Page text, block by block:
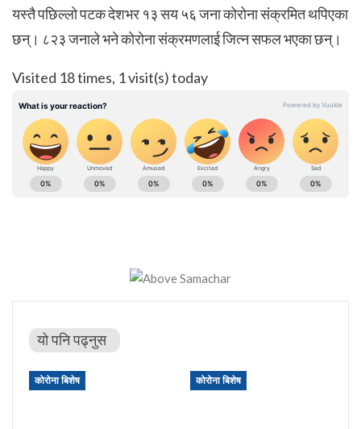
यस्तै पछिल्लो पटक देशभर १३ सय ५६ जना कोरोना संक्रमित थपिएका
छन्। ८२३ जनाले भने कोरोना संक्रमणलाई जित्न सफल भएका छन्।
Visited 18 times, 1 visit(s) today
यो पनि पढ्नुस
कोरोना बिशेष कोरोना बिशेष